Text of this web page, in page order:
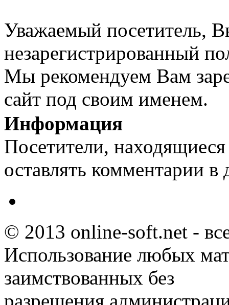
Уважаемый посетитель,
незарегистрированный
Мы рекомендуем Вам
сайт под своим именем.
Информация
Посетители,
оставлять комментарии в
© 2013 online-soft.net -
Использование любых
заимствованных без